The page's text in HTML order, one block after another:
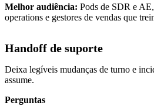
Melhor audiência: Pods de SDR e
operations e gestores de vendas que
Handoff de suporte
Deixa legíveis mudanças de turno e
assume.
Perguntas